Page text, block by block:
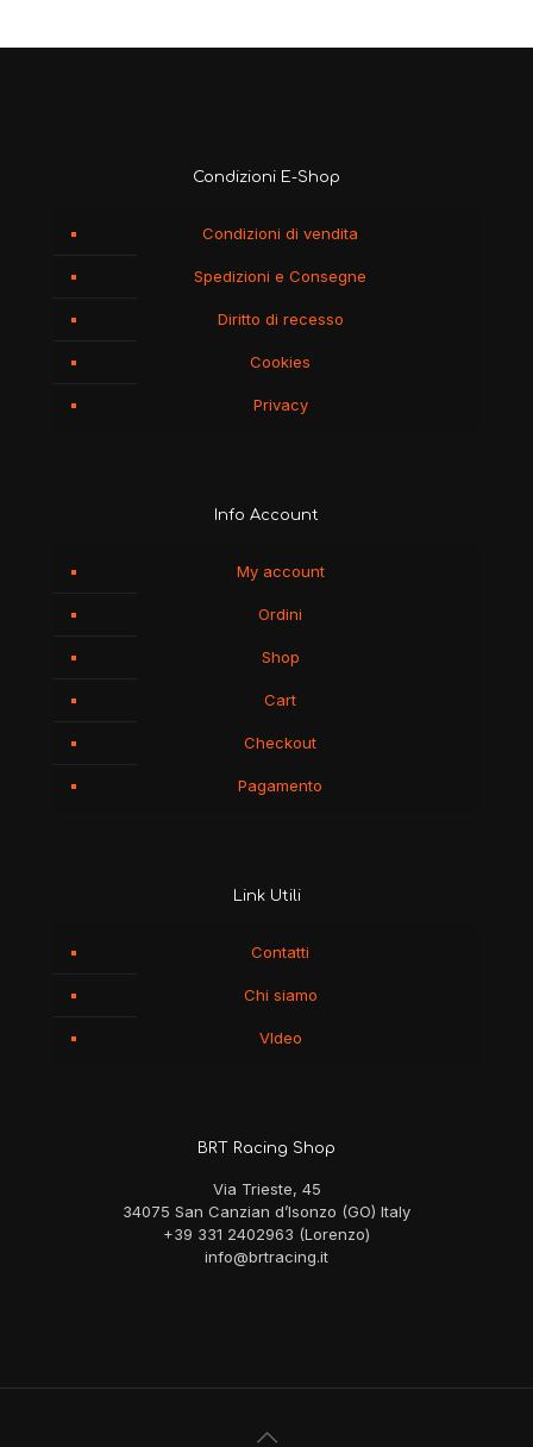
Condizioni E-Shop
Condizioni di vendita
Spedizioni e Consegne
Diritto di recesso
Cookies
Privacy
Info Account
My account
Ordini
Shop
Cart
Checkout
Pagamento
Link Utili
Contatti
Chi siamo
VIdeo
BRT Racing Shop
Via Trieste, 45
34075 San Canzian d’Isonzo (GO) Italy
+39 331 2402963 (Lorenzo)
info@brtracing.it